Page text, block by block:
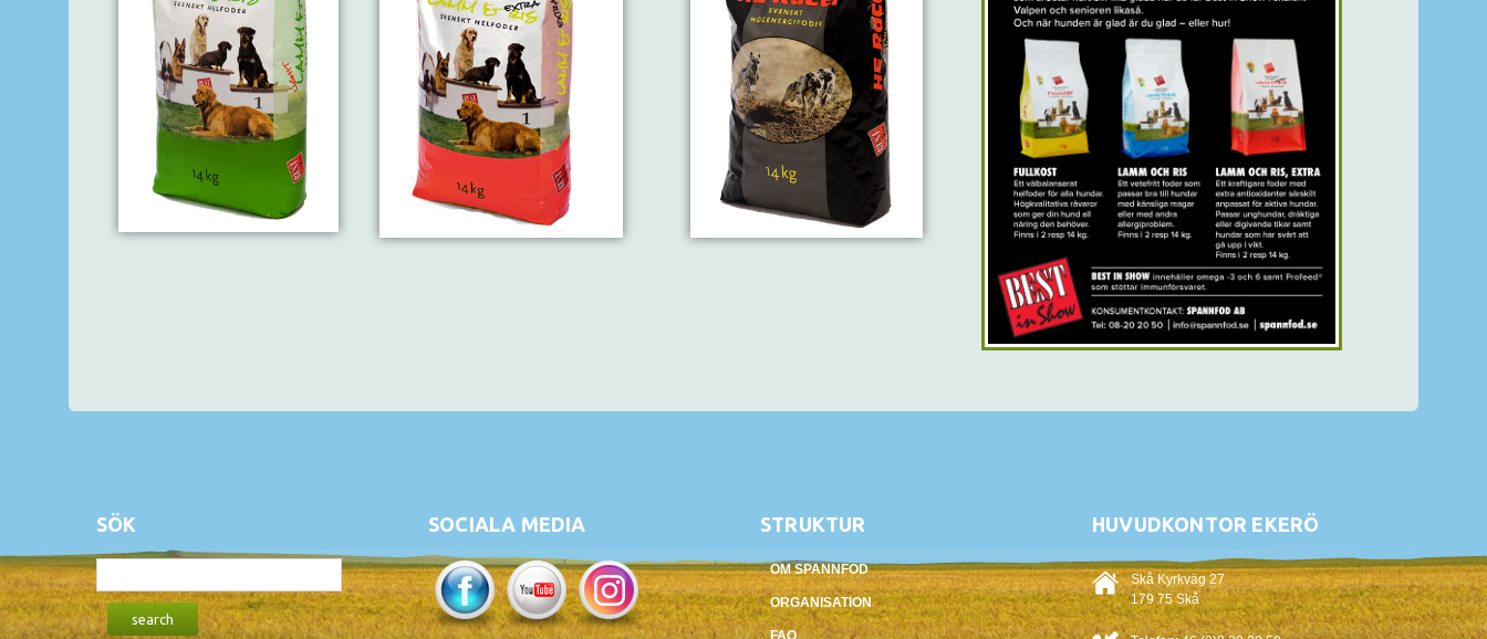
SÖK SOCIALA MEDIA STRUKTUR
OM SPANNFOD
ORGANISATION
FAQ
HUVUDKONTOR EKERÖ
Skå Kyrkväg 27
179 75 Skå